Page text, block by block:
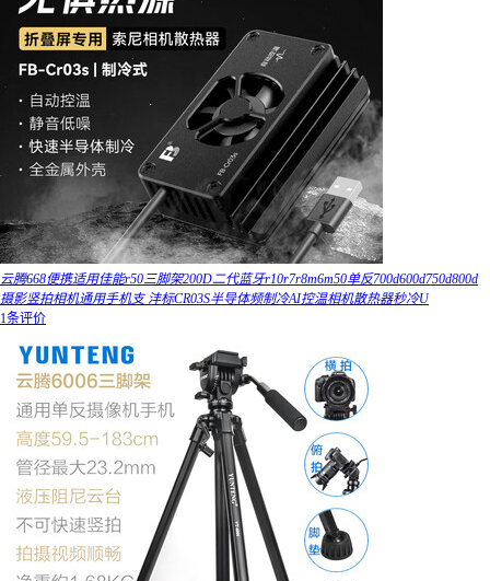
云腾668便携适用佳能r50三脚架200D二代蓝牙r10r7r8m6m50单反700d600d750d800d
摄影竖拍相机通用手机支 沣标CR03S半导体频制冷AI控温相机散热器秒冷U
1条评价